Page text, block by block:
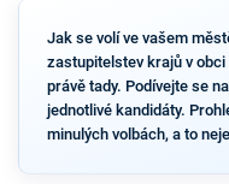
Jak se volí ve vašem
zastupitelstev krajů v
právě tady. Podívejte se
jednotlivé kandidáty.
minulých volbách, a to